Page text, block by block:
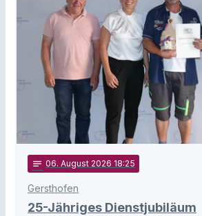
notes 06. August 2026 18:25
Gersthofen
25-Jähriges Dienstjubiläum